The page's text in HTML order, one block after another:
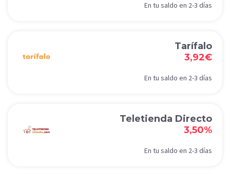
En tu saldo en 2-3 días
Tarífalo
3,92€
En tu saldo en 2-3 días
Teletienda Directo
3,50%
En tu saldo en 2-3 días